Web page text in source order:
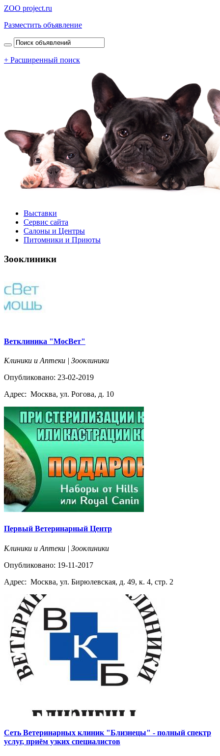
ZOO project.ru
Разместить объявление
+ Расширенный поиск
Выставки
Сервис сайта
Салоны и Центры
Питомники и Приюты
Зооклиники
Ветклиника "МосВет"
Клиники и Аптеки | Зооклиники
Опубликовано: 23-02-2019
Адрес: Москва, ул. Рогова, д. 10
Первый Ветеринарный Центр
Клиники и Аптеки | Зооклиники
Опубликовано: 19-11-2017
Адрес: Москва, ул. Бирюлевская, д. 49, к. 4, стр. 2
Сеть Ветеринарных клиник "Близнецы" - полный спектр
услуг, приём узких специалистов